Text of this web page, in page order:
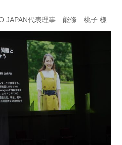
JAPAN代表理事 能條 桃子 様